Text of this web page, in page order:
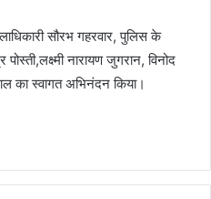
सौरभ गहरवार, पुलिस के
नारायण जुगरान, विनोद
का स्वागत अभिनंदन किया।